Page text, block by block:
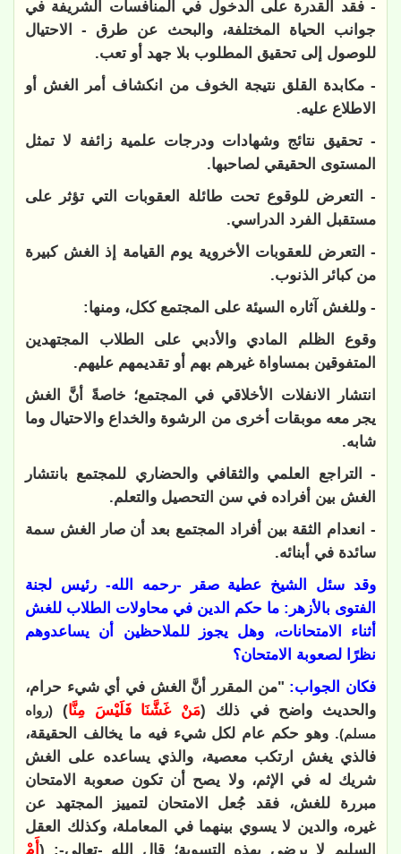
- فقد القدرة على الدخول في المنافسات الشريفة في
جوانب الحياة المختلفة، والبحث عن طرق - الاحتيال
للوصول إلى تحقيق المطلوب بلا جهد أو تعب.
- مكابدة القلق نتيجة الخوف من انكشاف أمر الغش أو
الاطلاع عليه.
- تحقيق نتائج وشهادات ودرجات علمية زائفة لا تمثل
المستوى الحقيقي لصاحبها.
- التعرض للوقوع تحت طائلة العقوبات التي تؤثر على
مستقبل الفرد الدراسي.
- التعرض للعقوبات الأخروية يوم القيامة إذ الغش كبيرة
من كبائر الذنوب.
- وللغش آثاره السيئة على المجتمع ككل، ومنها:
وقوع الظلم المادي والأدبي على الطلاب المجتهدين
المتفوقين بمساواة غيرهم بهم أو تقديمهم عليهم.
انتشار الانفلات الأخلاقي في المجتمع؛ خاصةً أنَّ الغش
يجر معه موبقات أخرى من الرشوة والخداع والاحتيال وما
شابه.
- التراجع العلمي والثقافي والحضاري للمجتمع بانتشار
الغش بين أفراده في سن التحصيل والتعلم.
- انعدام الثقة بين أفراد المجتمع بعد أن صار الغش سمة
سائدة في أبنائه.
وقد سئل الشيخ عطية صقر -رحمه الله- رئيس لجنة
الفتوى بالأزهر: ما حكم الدين في محاولات الطلاب للغش
أثناء الامتحانات، وهل يجوز للملاحظين أن يساعدوهم
نظرًا لصعوبة الامتحان؟
فكان الجواب: "من المقرر أنَّ الغش في أي شيء حرام،
والحديث واضح في ذلك (مَنْ غَشَّنَا فَلَيْسَ مِنَّا)
(رواه
مسلم). وهو حكم عام لكل شيء فيه ما يخالف الحقيقة،
فالذي يغش ارتكب معصية، والذي يساعده على الغش
شريك له في الإثم، ولا يصح أن تكون صعوبة الامتحان
مبررة للغش، فقد جُعل الامتحان لتمييز المجتهد عن
غيره، والدين لا يسوي بينهما في المعاملة، وكذلك العقل
السليم لا يرضى بهذه التسوية؛ قال الله -تعالى-: ( أَمْ